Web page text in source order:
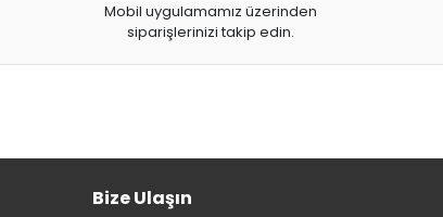
Mobil uygulamamız üzerinden
siparişlerinizi takip edin.
Bize Ulaşın